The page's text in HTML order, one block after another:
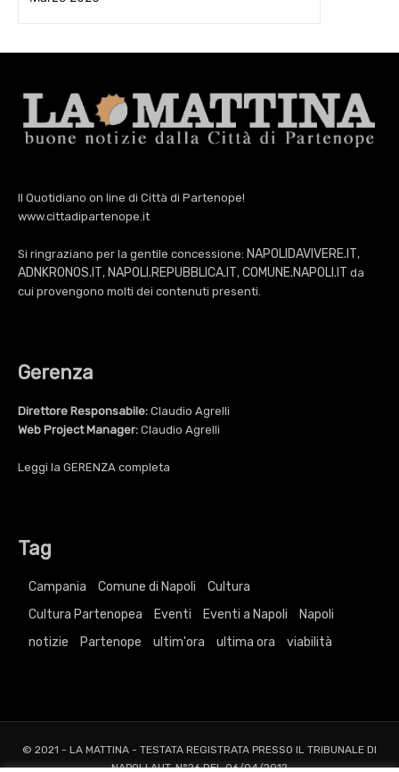
Il Quotidiano on line di Città di Partenope!
www.cittadipartenope.it
Si ringraziano per la gentile concessione: NAPOLIDAVIVERE.IT,
ADNKRONOS.IT, NAPOLI.REPUBBLICA.IT, COMUNE.NAPOLI.IT da
cui provengono molti dei contenuti presenti.
Gerenza
Direttore Responsabile: Claudio Agrelli
Web Project Manager: Claudio Agrelli
Leggi la GERENZA completa
Tag
Campania Comune di Napoli
Cultura
Cultura Partenopea
Eventi Eventi a Napoli
Napoli
notizie
Partenope ultim'ora ultima ora viabilità
© 2021 - LA MATTINA - TESTATA REGISTRATA PRESSO IL TRIBUNALE DI
NAPOLI AUT. N°26 DEL 06/04/2012